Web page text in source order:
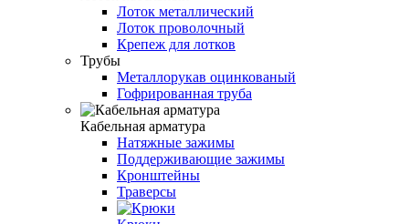
Лоток металлический
Лоток проволочный
Крепеж для лотков
Трубы
Металлорукав оцинкованый
Гофрированная труба
Кабельная арматура
Натяжные зажимы
Поддерживающие зажимы
Кронштейны
Траверсы